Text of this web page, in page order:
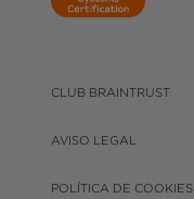
CLUB BRAINTRUST
AVISO LEGAL
POLÍTICA DE COOKIES